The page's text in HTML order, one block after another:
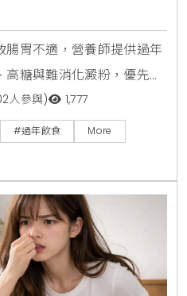
胃不適，營養師提供過年
糖與難消化澱粉，優先選
正確的飲食原則與食材替
道逆流，讓你健康過好
人參與) 1,777
#過年飲食 More